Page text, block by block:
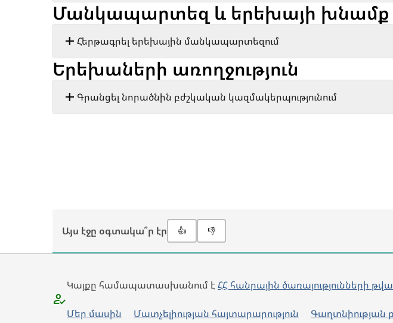
Մանկապարտեզ և երեխայի խնամք
Հերթագրել երեխային մանկապարտեզում
Երեխաների առողջություն
Գրանցել նորածնին բժշկական կազմակերպությունում
Այս էջը օգտակա՞ր էր 👍 👎
Կայքը համապատասխանում է ՀՀ հանրային ծառայությունների
Մեր մասին Մատչելիության հայտարարություն Գաղտնիության